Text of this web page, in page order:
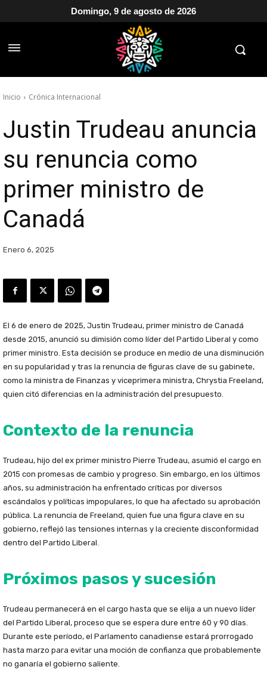
Domingo, 9 de agosto de 2026
Inicio Crónica Internacional
Justin Trudeau anuncia
su renuncia como
primer ministro de
Canadá
Enero 6, 2025
El 6 de enero de 2025, Justin Trudeau, primer ministro de Canadá
desde 2015, anunció su dimisión como líder del Partido Liberal y como
primer ministro. Esta decisión se produce en medio de una disminución
en su popularidad y tras la renuncia de figuras clave de su gabinete,
como la ministra de Finanzas y viceprimera ministra, Chrystia Freeland,
quien citó diferencias en la administración del presupuesto.
Contexto de la renuncia
Trudeau, hijo del ex primer ministro Pierre Trudeau, asumió el cargo en
2015 con promesas de cambio y progreso. Sin embargo, en los últimos
años, su administración ha enfrentado críticas por diversos
escándalos y políticas impopulares, lo que ha afectado su aprobación
pública. La renuncia de Freeland, quien fue una figura clave en su
gobierno, reflejó las tensiones internas y la creciente disconformidad
dentro del Partido Liberal.
Próximos pasos y sucesión
Trudeau permanecerá en el cargo hasta que se elija a un nuevo líder
del Partido Liberal, proceso que se espera dure entre 60 y 90 días.
Durante este período, el Parlamento canadiense estará prorrogado
hasta marzo para evitar una moción de confianza que probablemente
no ganaría el gobierno saliente.